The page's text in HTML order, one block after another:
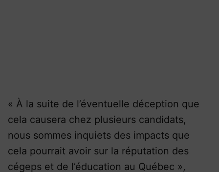
« À la suite de l’éventuelle déception que
cela causera chez plusieurs candidats,
nous sommes inquiets des impacts que
cela pourrait avoir sur la réputation des
cégeps et de l’éducation au Québec »,